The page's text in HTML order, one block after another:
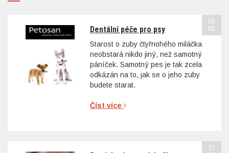
Dentální péče pro psy
Starost o zuby čtyřnohého miláčka
neobstará nikdo jiný, než samotný
páníček. Samotný pes je tak zcela
odkázán na to, jak se o jeho zuby
budete starat.
Číst více
06
01
27